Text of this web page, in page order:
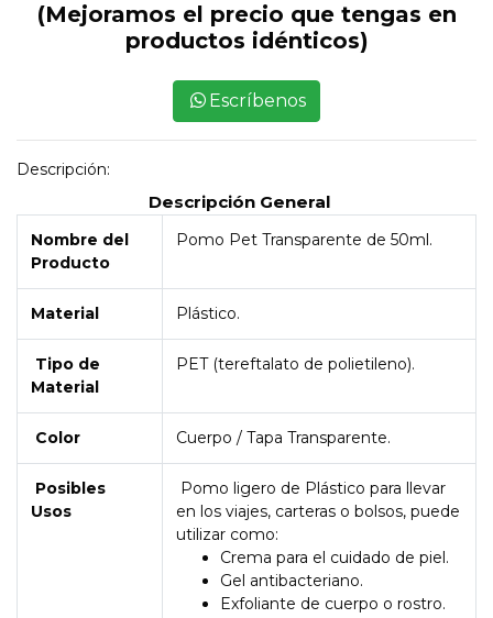
(Mejoramos el precio que tengas en
productos idénticos)
Escríbenos
Descripción:
Descripción General
Nombre del
Producto
Pomo Pet Transparente de 50ml.
Material Plástico.
Tipo de
Material
PET (tereftalato de polietileno).
Color Cuerpo / Tapa Transparente.
Posibles
Usos
Pomo ligero de Plástico para llevar
en los viajes, carteras o bolsos, puede
utilizar como:
Crema para el cuidado de piel.
Gel antibacteriano.
Exfoliante de cuerpo o rostro.